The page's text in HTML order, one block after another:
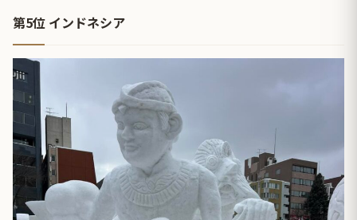
第5位 インドネシア